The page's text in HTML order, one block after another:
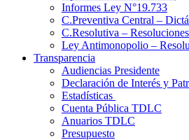
Informes Ley N°19.733
C.Preventiva Central –
C.Resolutiva –
Ley Antimonopolio –
Transparencia
Audiencias Presidente
Declaración de Interés y
Estadísticas
Cuenta Pública TDLC
Anuarios TDLC
Presupuesto